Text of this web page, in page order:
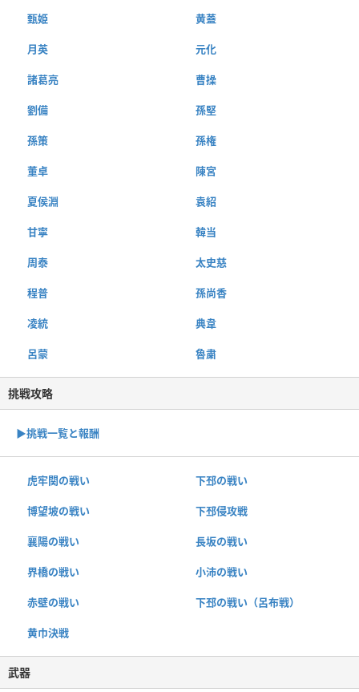
甄姫 黄蓋
月英 元化
諸葛亮 曹操
劉備 孫堅
孫策 孫権
董卓 陳宮
夏侯淵 袁紹
甘寧 韓当
周泰 太史慈
程普 孫尚香
凌統 典韋
呂蒙 魯粛
挑戦攻略
▶︎挑戦一覧と報酬
虎牢関の戦い 下邳の戦い
博望坡の戦い 下邳侵攻戦
襄陽の戦い 長坂の戦い
界橋の戦い 小沛の戦い
赤壁の戦い 下邳の戦い（呂布戦）
黄巾決戦
武器